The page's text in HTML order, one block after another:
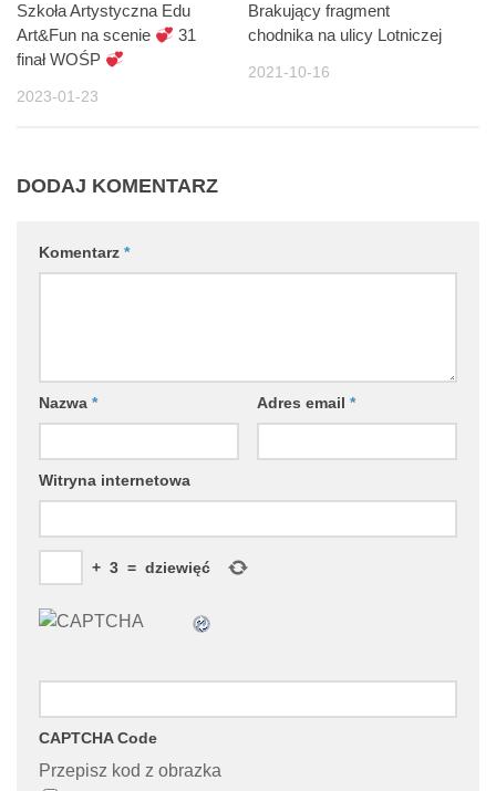
Szkoła Artystyczna Edu
Art&Fun na scenie
31
finał WOŚP
2023-01-23
Brakujący fragment
chodnika na ulicy Lotniczej
2021-10-16
DODAJ KOMENTARZ
Komentarz *
Nazwa * Adres email *
Witryna internetowa
+ 3 = dziewięć
CAPTCHA Code
Przepisz kod z obrazka